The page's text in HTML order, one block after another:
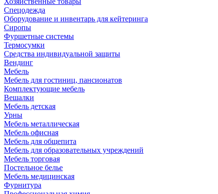
Спецодежда
Оборудование и инвентарь для кейтеринга
Сиропы
Фуршетные системы
Термосумки
Средства индивидуальной защиты
Вендинг
Мебель
Мебель для гостиниц, пансионатов
Комплектующие мебель
Вешалки
Мебель детская
Урны
Мебель металлическая
Мебель офисная
Мебель для общепита
Мебель для образовательных учреждений
Мебель торговая
Постельное белье
Мебель медицинская
Фурнитура